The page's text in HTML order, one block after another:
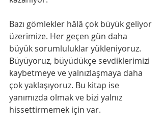
Bazı gömlekler hâlâ çok büyük geliyor
üzerimize. Her geçen gün daha
büyük sorumluluklar yükleniyoruz.
Büyüyoruz, büyüdükçe sevdiklerimizi
kaybetmeye ve yalnızlaşmaya daha
çok yaklaşıyoruz. Bu kitap ise
yanımızda olmak ve bizi yalnız
hissettirmemek için var.